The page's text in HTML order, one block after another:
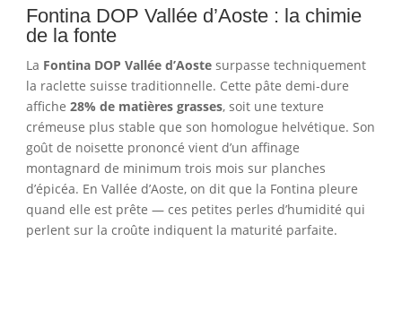
Fontina DOP Vallée d’Aoste : la chimie
de la fonte
La Fontina DOP Vallée d’Aostesurpasse techniquement
la raclette suisse traditionnelle. Cette pâte demi-dure
affiche 28% de matières grasses, soit une texture
crémeuse plus stable que son homologue helvétique. Son
goût de noisette prononcé vient d’un affinage
montagnard de minimum trois mois sur planches
d’épicéa. En Vallée d’Aoste, on dit que la Fontina pleure
quand elle est prête — ces petites perles d’humidité qui
perlent sur la croûte indiquent la maturité parfaite.